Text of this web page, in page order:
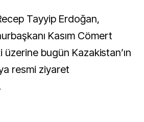
Tayyip Erdoğan,
Kasım Cömert
üzerine bugün Kazakistan’ın
resmi ziyaret